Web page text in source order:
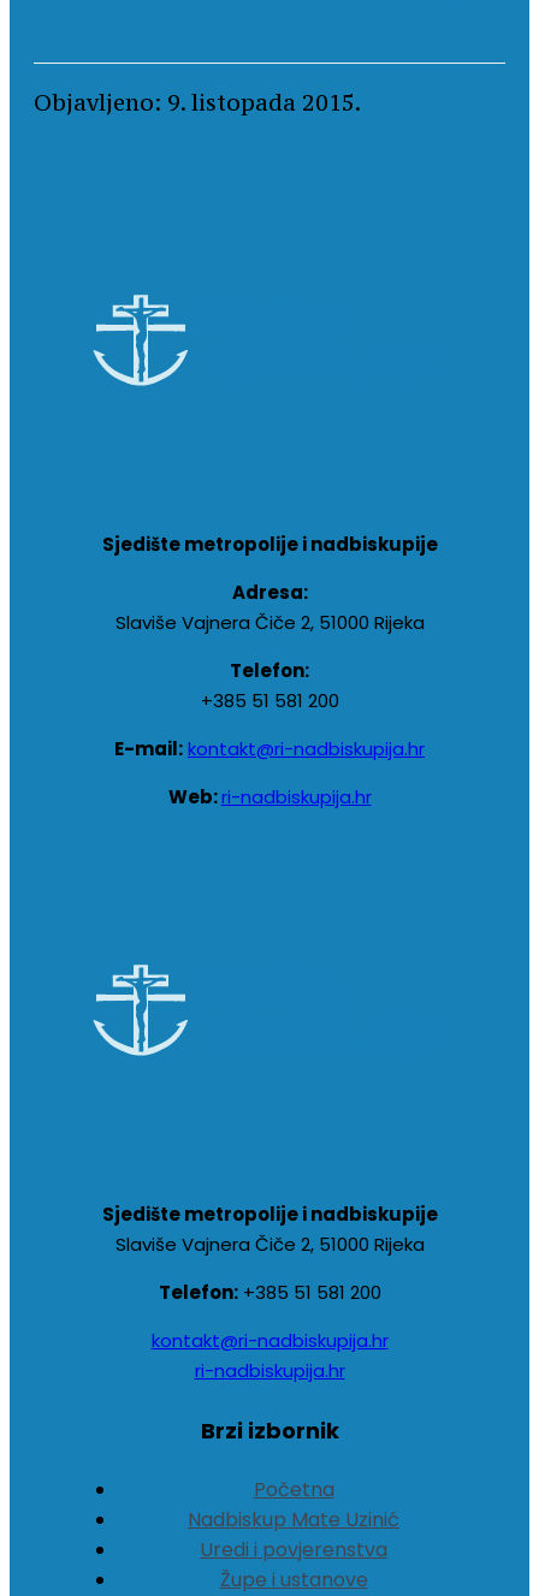
Objavljeno: 9. listopada 2015.
Sjedište metropolije i nadbiskupije
Adresa:
Slaviše Vajnera Čiče 2, 51000 Rijeka
Telefon:
+385 51 581 200
E-mail:kontakt@ri-nadbiskupija.hr
Web:ri-nadbiskupija.hr
Sjedište metropolije i nadbiskupije
Slaviše Vajnera Čiče 2, 51000 Rijeka
Telefon:+385 51 581 200
kontakt@ri-nadbiskupija.hr
ri-nadbiskupija.hr
Brzi izbornik
Početna
Nadbiskup Mate Uzinić
Uredi i povjerenstva
Župe i ustanove